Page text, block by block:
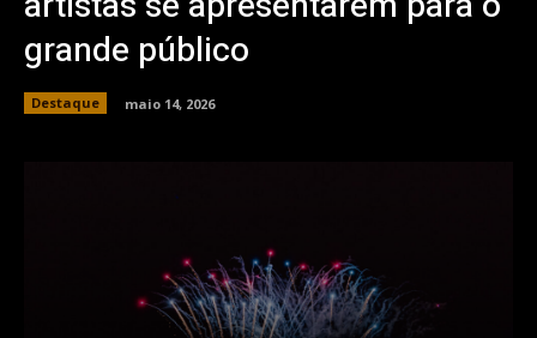
grande público
Destaque maio 14, 2026